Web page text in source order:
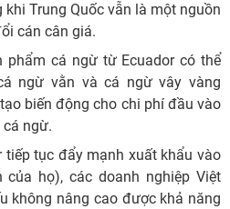
Trung Quốc vẫn là một nguồn
cán cân giá.
phẩm cá ngừ từ Ecuador có thể
ngừ vằn và cá ngừ vây vàng
biến động cho chi phí đầu vào
ngừ.
tiếp tục đẩy mạnh xuất khẩu vào
họ), các doanh nghiệp Việt
không nâng cao được khả năng